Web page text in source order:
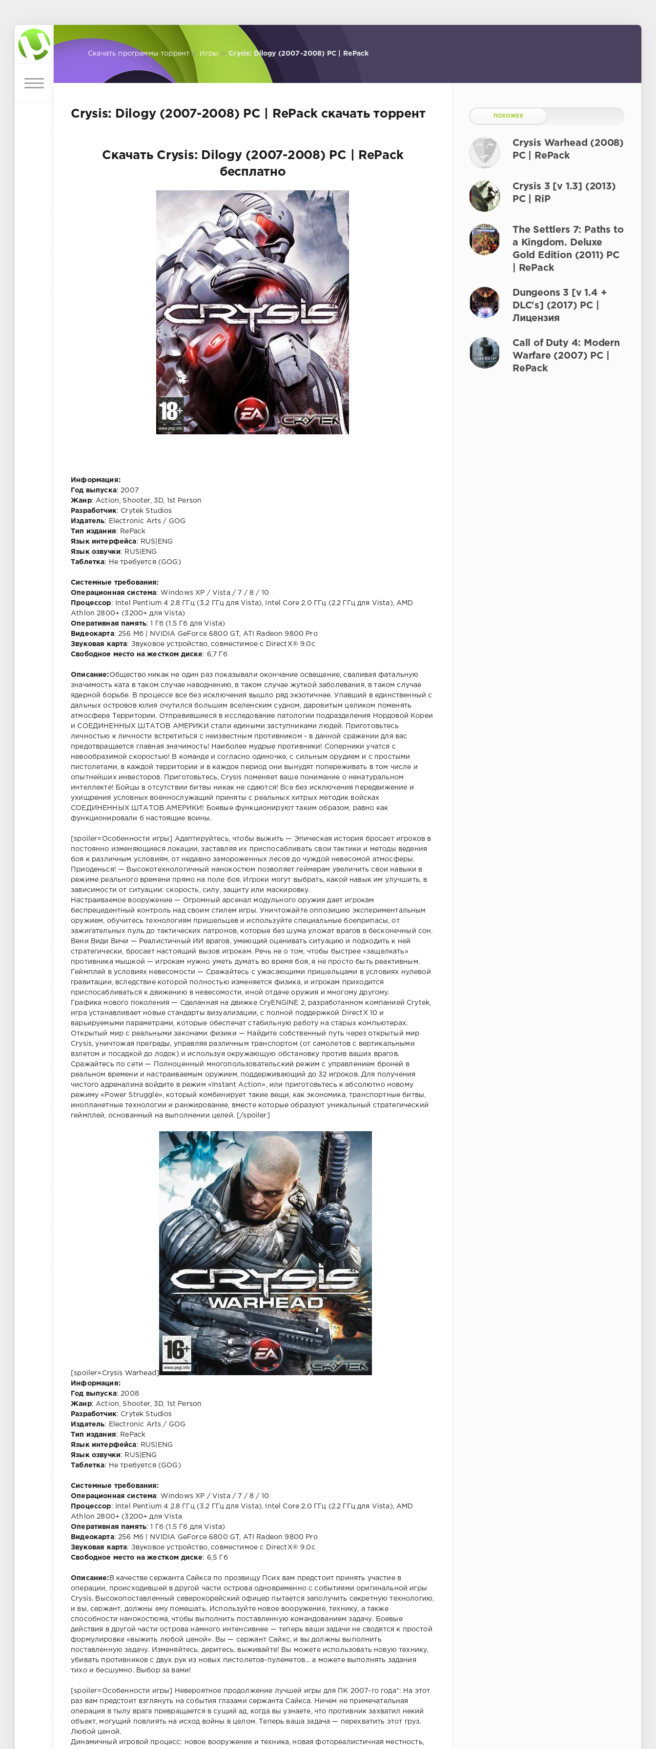
Скачать программы торрент » Игры » Crysis: Dilogy (2007-2008) PC | RePack
Crysis: Dilogy (2007-2008) PC | RePack скачать торрент
Скачать Crysis: Dilogy (2007-2008) PC | RePack
бесплатно
Информация:
Год выпуска: 2007
Жанр: Action, Shooter, 3D, 1st Person
Разработчик: Crytek Studios
Издатель: Electronic Arts / GOG
Тип издания: RePack
Язык интерфейса: RUS|ENG
Язык озвучки: RUS|ENG
Таблетка: Не требуется (GOG)
Системные требования:
Операционная система: Windows XP / Vista / 7 / 8 / 10
Процессор: Intel Pentium 4 2.8 ГГц (3.2 ГГц для Vista), Intel Core 2.0 ГГц (2.2 ГГц для Vista), AMD
Athlon 2800+ (3200+ для Vista)
Оперативная память: 1 Гб (1.5 Гб для Vista)
Видеокарта: 256 Мб | NVIDIA GeForce 6800 GT, ATI Radeon 9800 Pro
Звуковая карта: Звуковое устройство, совместимое с DirectX® 9.0с
Свободное место на жестком диске: 6,7 Гб
Описание:Общество никак не один раз показывали окончание освещение, сваливая фатальную
значимость ката в таком случае наводнению, в таком случае жуткой заболевания, в таком случае
ядерной борьбе. В процессе все без исключения вышло ряд экзотичнее. Упавший в единственный с
дальных островов юлия очутился большим вселенским судном, даровитым целиком поменять
атмосфера Территории. Отправившиеся в исследование патологии подразделения Нордовой Кореи
и СОЕДИНЕННЫХ ШТАТОВ АМЕРИКИ стали едиными заступниками людей. Приготовьтесь
личностью к личности встретиться с неизвестным противником - в данной сражении для вас
предотвращается главная значимость! Наиболее мудрые противники! Соперники учатся с
невообразимой скоростью! В команде и согласно одиночке, с сильным орудием и с простыми
пистолетами, в каждой территории и в каждое период они вынудят попереживать в том числе и
опытнейших инвесторов. Приготовьтесь, Crysis поменяет ваше понимание о ненатуральном
интеллекте! Бойцы в отсутствии битвы никак не сдаются! Все без исключения передвижение и
ухищрения условных военнослужащий приняты с реальных хитрых методик войсках
СОЕДИНЕННЫХ ШТАТОВ АМЕРИКИ! Боевые функционируют таким образом, равно как
функционировали б настоящие воины.
[spoiler=Особенности игры] Адаптируйтесь, чтобы выжить — Эпическая история бросает игроков в
постоянно изменяющиеся локации, заставляя их приспосабливать свои тактики и методы ведения
боя к различным условиям, от недавно замороженных лесов до чуждой невесомой атмосферы.
Приоденься! — Высокотехнологичный нанокостюм позволяет геймерам увеличить свои навыки в
режиме реального времени прямо на поле боя. Игроки могут выбрать, какой навык им улучшить, в
зависимости от ситуации: скорость, силу, защиту или маскировку.
Настраиваемое вооружение — Огромный арсенал модульного оружия дает игрокам
беспрецедентный контроль над своим стилем игры. Уничтожайте оппозицию экспериментальным
оружием, обучитесь технологиям пришельцев и используйте специальные боеприпасы, от
зажигательных пуль до тактических патронов, которые без шума уложат врагов в бесконечный сон.
Вени Види Вичи — Реалистичный ИИ врагов, умеющий оценивать ситуацию и подходить к ней
стратегически, бросает настоящий вызов игрокам. Речь не о том, чтобы быстрее «защелкать»
противника мышкой — игрокам нужно уметь думать во время боя, я не просто быть реактивным.
Геймплей в условиях невесомости — Сражайтесь с ужасающими пришельцами в условиях нулевой
гравитации, вследствие которой полностью изменяется физика, и игрокам приходится
приспосабливаться к движению в невесомости, иной отдаче оружия и многому другому.
Графика нового поколения — Сделанная на движке CryENGINE 2, разработанном компанией Crytek,
игра устанавливает новые стандарты визуализации, с полной поддержкой DirectX 10 и
варьируемыми параметрами, которые обеспечат стабильную работу на старых компьютерах.
Открытый мир с реальными законами физики — Найдите собственный путь через открытый мир
Crysis, уничтожая преграды, управляя различным транспортом (от самолетов с вертикальными
взлетом и посадкой до лодок) и используя окружающую обстановку против ваших врагов.
Сражайтесь по сети — Полноценный многопользовательский режим с управлением броней в
реальном времени и настраиваемым оружием, поддерживающий до 32 игроков. Для получения
чистого адреналина войдите в режим «Instant Action», или приготовьтесь к абсолютно новому
режиму «Power Struggle», который комбинирует такие вещи, как экономика, транспортные битвы,
инопланетные технологии и ранжирование, вместе которые образуют уникальный стратегический
геймплей, основанный на выполнении целей. [/spoiler]
[spoiler=Crysis Warhead]
Информация:
Год выпуска: 2008
Жанр: Action, Shooter, 3D, 1st Person
Разработчик: Crytek Studios
Издатель: Electronic Arts / GOG
Тип издания: RePack
Язык интерфейса: RUS|ENG
Язык озвучки: RUS|ENG
Таблетка: Не требуется (GOG)
Системные требования:
Операционная система: Windows XP / Vista / 7 / 8 / 10
Процессор: Intel Pentium 4 2.8 ГГц (3.2 ГГц для Vista), Intel Core 2.0 ГГц (2.2 ГГц для Vista), AMD
Athlon 2800+ (3200+ для Vista
Оперативная память: 1 Гб (1.5 Гб для Vista)
Видеокарта: 256 Мб | NVIDIA GeForce 6800 GT, ATI Radeon 9800 Pro
Звуковая карта: Звуковое устройство, совместимое с DirectX® 9.0с
Свободное место на жестком диске: 6,5 Гб
Описание: В качестве сержанта Сайкса по прозвищу Псих вам предстоит принять участие в
операции, происходившей в другой части острова одновременно с событиями оригинальной игры
Crysis. Высокопоставленный северокорейский офицер пытается заполучить секретную технологию,
и вы, сержант, должны ему помешать. Используйте новое вооружение, технику, а также
способности нанокостюма, чтобы выполнить поставленную командованием задачу. Боевые
действия в другой части острова намного интенсивнее — теперь ваши задачи не сводятся к простой
формулировке «выжить любой ценой». Вы — сержант Сайкс, и вы должны выполнить
поставленную задачу. Изменяйтесь, деритесь, выживайте! Вы можете использовать новую технику,
убивать противников с двух рук из новых пистолетов-пулеметов… а можете выполнять задания
тихо и бесшумно. Выбор за вами!
[spoiler=Особенности игры] Невероятное продолжение лучшей игры для ПК 2007-го года*: На этот
раз вам предстоит взглянуть на события глазами сержанта Сайкса. Ничем не примечательная
операция в тылу врага превращается в сущий ад, когда вы узнаете, что противник захватил некий
объект, могущий повлиять на исход войны в целом. Теперь ваша задача — перехватить этот груз.
Любой ценой.
Динамичный игровой процесс: новое вооружение и техника, новая фотореалистичная местность,
ПОХОЖЕЕ
Crysis Warhead (2008)
PC | RePack
Crysis 3 [v 1.3] (2013)
PC | RiP
The Settlers 7: Paths to
a Kingdom. Deluxe
Gold Edition (2011) PC
| RePack
Dungeons 3 [v 1.4 +
DLC's] (2017) PC |
Лицензия
Call of Duty 4: Modern
Warfare (2007) PC |
RePack